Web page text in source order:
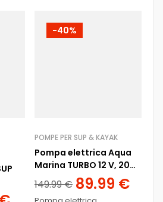
-40%
POMPE PER SUP & KAYAK
Pompa elettrica Aqua
Marina TURBO 12 V, 20
psi
149.99€ 89.99 €